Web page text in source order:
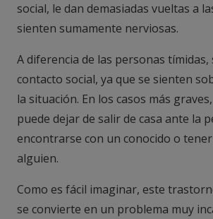
social, le dan demasiadas vueltas a
sienten sumamente nerviosas.
A diferencia de las personas
contacto social, ya que se sienten
la situación. En los casos más
puede dejar de salir de casa ante la
encontrarse con un conocido o
alguien.
Como es fácil imaginar, este
se convierte en un problema muy